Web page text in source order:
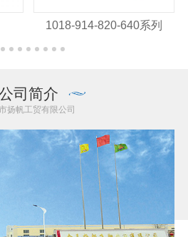
1018-914-820-640系列
司简介
扬帆工贸有限公司